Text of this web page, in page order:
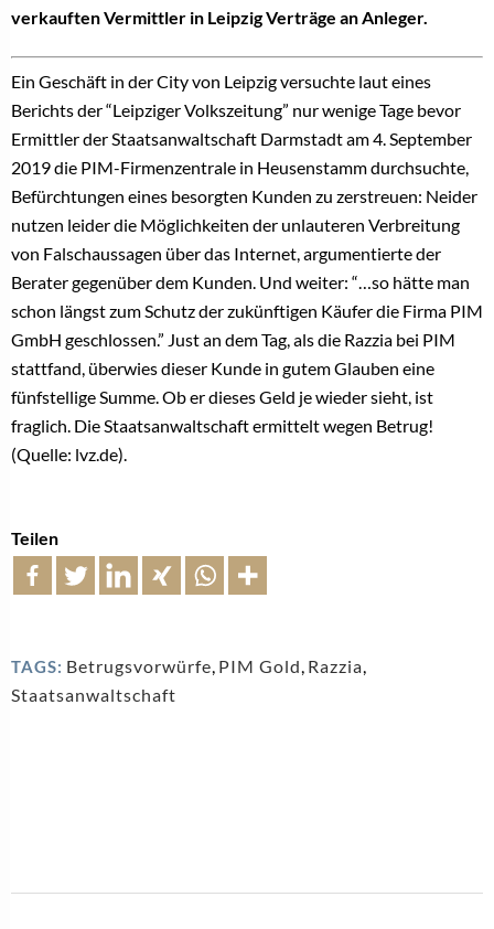
verkauften Vermittler in Leipzig Verträge an Anleger.
Ein Geschäft in der City von Leipzig versuchte laut eines
Berichts der “Leipziger Volkszeitung” nur wenige Tage bevor
Ermittler der Staatsanwaltschaft Darmstadt am 4. September
2019 die PIM-Firmenzentrale in Heusenstamm durchsuchte,
Befürchtungen eines besorgten Kunden zu zerstreuen: Neider
nutzen leider die Möglichkeiten der unlauteren Verbreitung
von Falschaussagen über das Internet, argumentierte der
Berater gegenüber dem Kunden. Und weiter: “…so hätte man
schon längst zum Schutz der zukünftigen Käufer die Firma PIM
GmbH geschlossen.” Just an dem Tag, als die Razzia bei PIM
stattfand, überwies dieser Kunde in gutem Glauben eine
fünfstellige Summe. Ob er dieses Geld je wieder sieht, ist
fraglich. Die Staatsanwaltschaft ermittelt wegen Betrug!
(Quelle: lvz.de).
Teilen
TAGS: Betrugsvorwürfe PIM Gold Razzia
Staatsanwaltschaft